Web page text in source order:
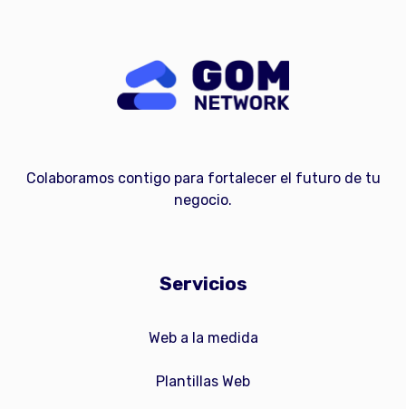
Colaboramos contigo para fortalecer el futuro de tu
negocio.
Servicios
Web a la medida
Plantillas Web